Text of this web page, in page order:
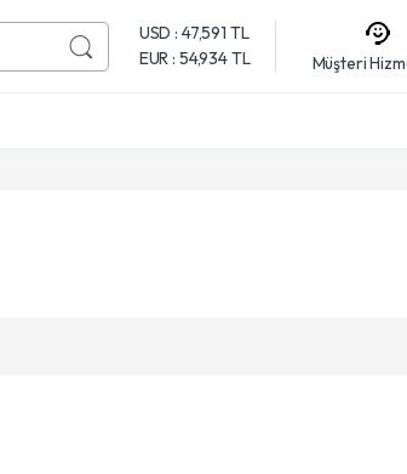
USD : 47,591 TL
EUR : 54,934 TL
Müşteri